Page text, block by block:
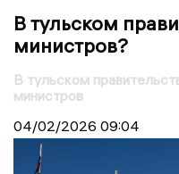
В тульском
министров?
В тульском
министров
04/02/2026 09:04